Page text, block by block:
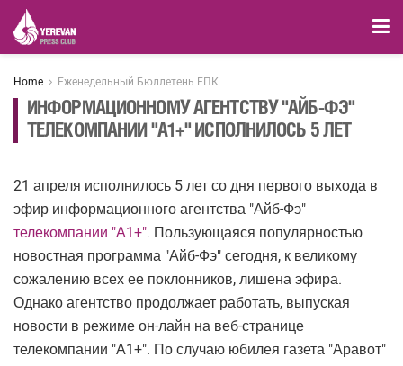
Home Еженедельный Бюллетень ЕПК
ИНФОРМАЦИОННОМУ АГЕНТСТВУ "АЙБ-ФЭ"
ТЕЛЕКОМПАНИИ "А1+" ИСПОЛНИЛОСЬ 5 ЛЕТ
21 апреля исполнилось 5 лет со дня первого выхода в
эфир информационного агентства "Айб-Фэ"
телекомпании "А1+". Пользующаяся популярностью
новостная программа "Айб-Фэ" сегодня, к великому
сожалению всех ее поклонников, лишена эфира.
Однако агентство продолжает работать, выпуская
новости в режиме он-лайн на веб-странице
телекомпании "А1+". По случаю юбилея газета "Аравот"